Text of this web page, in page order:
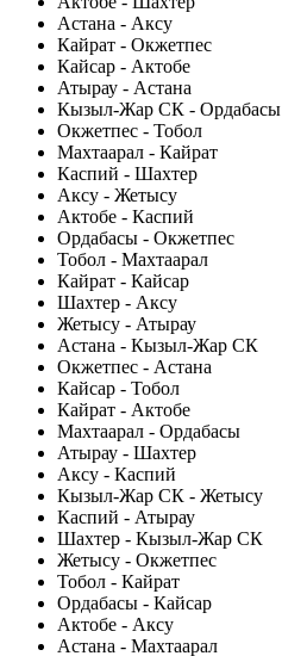
Астана - Аксу
Кайрат - Окжетпес
Кайсар - Актобе
Атырау - Астана
Кызыл-Жар СК - Ордабасы
Окжетпес - Тобол
Махтаарал - Кайрат
Каспий - Шахтер
Аксу - Жетысу
Актобе - Каспий
Ордабасы - Окжетпес
Тобол - Махтаарал
Кайрат - Кайсар
Шахтер - Аксу
Жетысу - Атырау
Астана - Кызыл-Жар СК
Окжетпес - Астана
Кайсар - Тобол
Кайрат - Актобе
Махтаарал - Ордабасы
Атырау - Шахтер
Аксу - Каспий
Кызыл-Жар СК - Жетысу
Каспий - Атырау
Шахтер - Кызыл-Жар СК
Жетысу - Окжетпес
Тобол - Кайрат
Ордабасы - Кайсар
Актобе - Аксу
Астана - Махтаарал